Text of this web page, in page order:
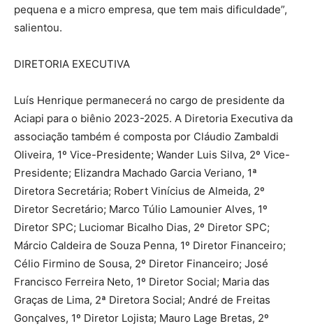
pequena e a micro empresa, que tem mais dificuldade”,
salientou.
DIRETORIA EXECUTIVA
Luís Henrique permanecerá no cargo de presidente da
Aciapi para o biênio 2023-2025. A Diretoria Executiva da
associação também é composta por Cláudio Zambaldi
Oliveira, 1º Vice-Presidente; Wander Luis Silva, 2º Vice-
Presidente; Elizandra Machado Garcia Veriano, 1ª
Diretora Secretária; Robert Vinícius de Almeida, 2º
Diretor Secretário; Marco Túlio Lamounier Alves, 1º
Diretor SPC; Luciomar Bicalho Dias, 2º Diretor SPC;
Márcio Caldeira de Souza Penna, 1º Diretor Financeiro;
Célio Firmino de Sousa, 2º Diretor Financeiro; José
Francisco Ferreira Neto, 1º Diretor Social; Maria das
Graças de Lima, 2ª Diretora Social; André de Freitas
Gonçalves, 1º Diretor Lojista; Mauro Lage Bretas, 2º